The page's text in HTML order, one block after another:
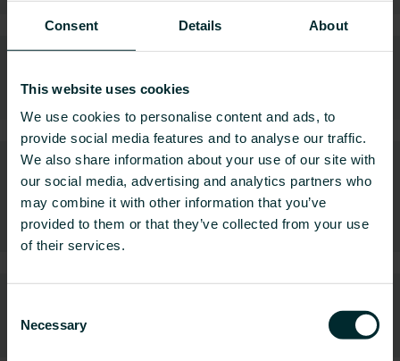
Consent Details About
This website uses cookies
We use cookies to personalise content and ads, to
provide social media features and to analyse our traffic.
We also share information about your use of our site with
our social media, advertising and analytics partners who
may combine it with other information that you’ve
provided to them or that they’ve collected from your use
of their services.
Selection
Necessary
Kolory grzejników
Krajowe Deklaracje Właściwości
Użytkowych
Logotypy i grafiki